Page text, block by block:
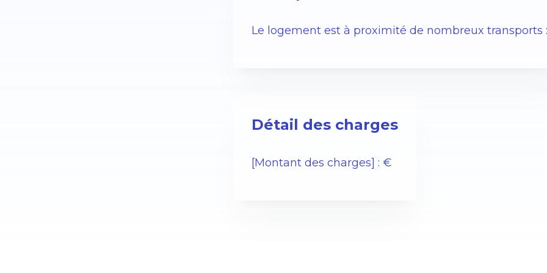
Le logement est à proximité de nombreux transports :
Détail des charges
[Montant des charges] : €